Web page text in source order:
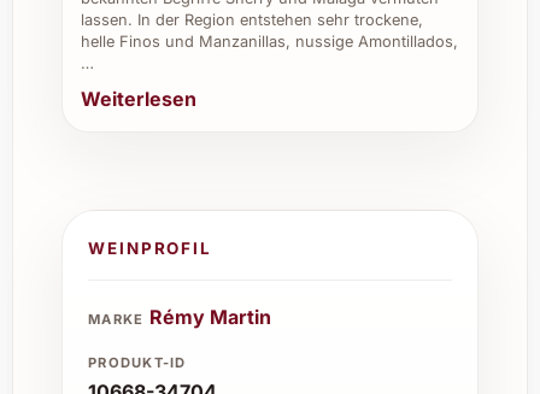
lassen. In der Region entstehen sehr trockene,
helle Finos und Manzanillas, nussige Amontillados,
…
Weiterlesen
WEINPROFIL
MARKE Rémy Martin
PRODUKT-ID